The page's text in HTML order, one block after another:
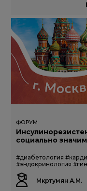
ФОРУМ
социально
#диабетология
#эндокринология
Мкртумян А.М.